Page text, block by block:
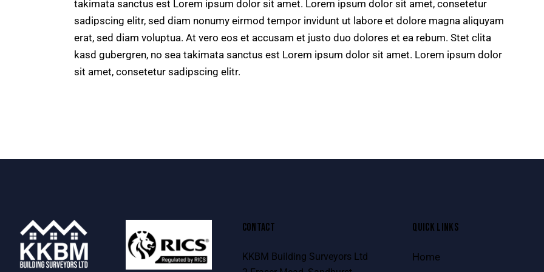
takimata sanctus est Lorem ipsum dolor sit amet. Lorem ipsum dolor sit amet, consetetur
sadipscing elitr, sed diam nonumy eirmod tempor invidunt ut labore et dolore magna aliquyam
erat, sed diam voluptua. At vero eos et accusam et justo duo dolores et ea rebum. Stet clita
kasd gubergren, no sea takimata sanctus est Lorem ipsum dolor sit amet. Lorem ipsum dolor
sit amet, consetetur sadipscing elitr.
CONTACT
KKBM Building Surveyors Ltd
QUICK LINKS
Home